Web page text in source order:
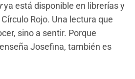
ya está disponible en librerías y
Rojo. Una lectura que
sino a sentir. Porque
Josefina, también es